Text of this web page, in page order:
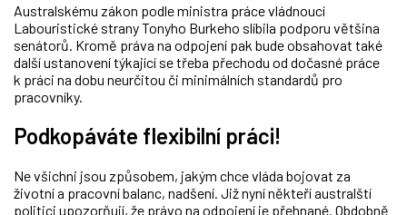
Australskému zákon podle ministra práce vládnoucí
Labouristické strany Tonyho Burkeho slíbila podporu většina
senátorů. Kromě práva na odpojení pak bude obsahovat také
další ustanovení týkající se třeba přechodu od dočasné práce
k práci na dobu neurčitou či minimálních standardů pro
pracovníky.
Podkopáváte flexibilní práci!
Ne všichni jsou způsobem, jakým chce vláda bojovat za
životní a pracovní balanc, nadšení. Již nyní někteří australští
politici upozorňují, že právo na odpojení je přehnané. Obdobně